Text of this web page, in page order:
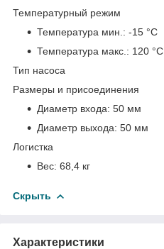
Температурный режим
Температура мин.: -15 °С
Температура макс.: 120 °С
Тип насоса
Размеры и присоединения
Диаметр входа: 50 мм
Диаметр выхода: 50 мм
Логистка
Вес: 68,4 кг
Скрыть
Характеристики